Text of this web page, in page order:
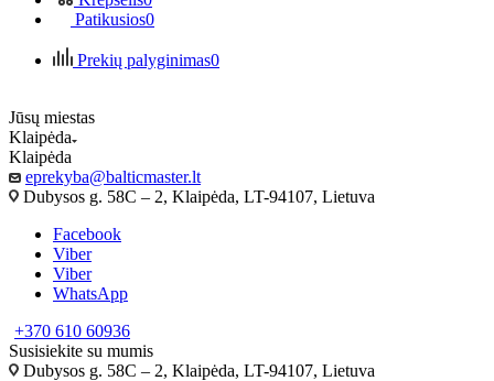
Patikusios0
Prekių palyginimas0
Jūsų miestas
Klaipėda
Klaipėda
eprekyba@balticmaster.lt
Dubysos g. 58C – 2, Klaipėda, LT-94107, Lietuva
Facebook
Viber
Viber
WhatsApp
+370 610 60936
Susisiekite su mumis
Dubysos g. 58C – 2, Klaipėda, LT-94107, Lietuva